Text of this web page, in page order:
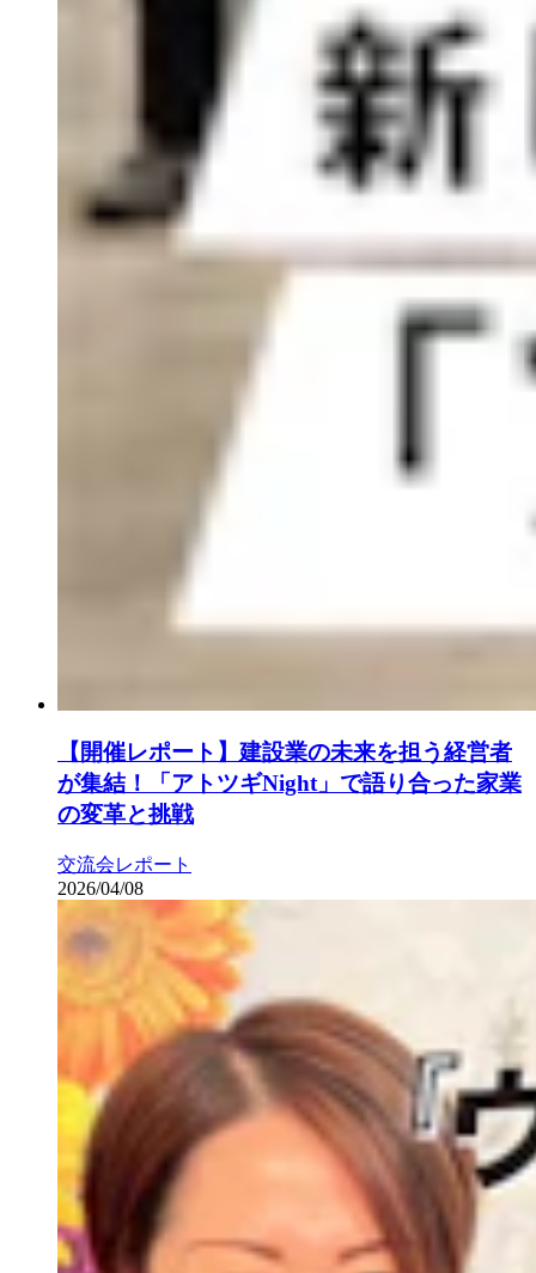
【開催レポート】建設業の未来を担う経営者
が集結！「アトツギNight」で語り合った家業
の変革と挑戦
交流会レポート
2026/04/08